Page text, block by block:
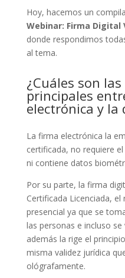
Hoy, hacemos un
Webinar: Firma Digital
donde respondimos
al tema.
¿Cuáles son
principales
electrónica y la
La firma electrónica la
certificada, no requiere
ni contiene datos
Por su parte, la firma
Certificada Licenciada,
presencial ya que se
las personas e incluso
además la rige el
misma validez jurídica
ológrafamente.